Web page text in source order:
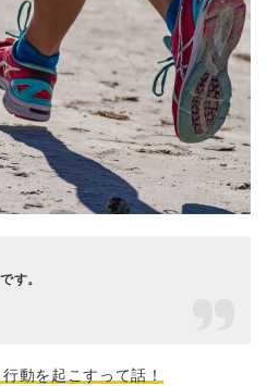
す。
動を起こすって話！